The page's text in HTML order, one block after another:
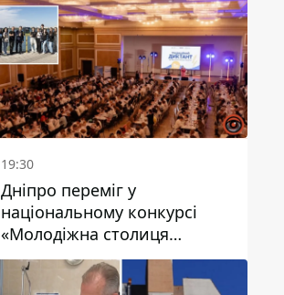
19:30
Дніпро переміг у
національному конкурсі
«Молодіжна столиця
України – 2026»